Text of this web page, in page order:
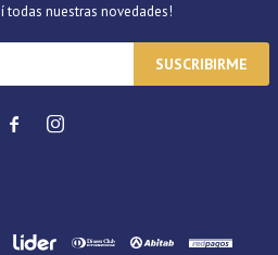
todas nuestras novedades!
SUSCRIBIRME
 